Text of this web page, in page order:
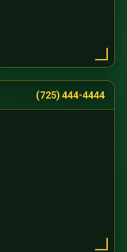
(725) 444-4444